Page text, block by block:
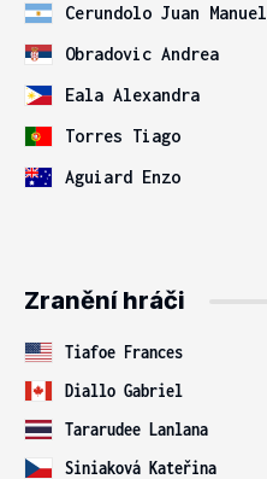
Cerundolo Juan Manuel
Obradovic Andrea
Eala Alexandra
Torres Tiago
Aguiard Enzo
Zranění hráči
Tiafoe Frances
Diallo Gabriel
Tararudee Lanlana
Siniaková Kateřina